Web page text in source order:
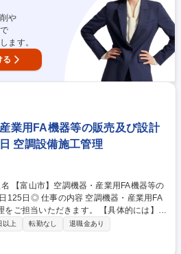
や
ます。
る
業用FA機器等の販売及び設計
空調設備施工管理
機器・産業用FA
ただきます。 【具体的には】
、機械整備工事の設計施工 ◆法人向け技術
業用FA機器等の販売及び設計施工管理/年
以上 転勤なし
退職金あり